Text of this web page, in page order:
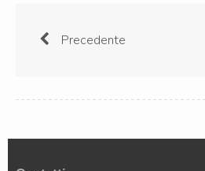
Precedente